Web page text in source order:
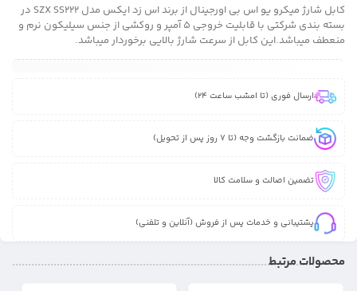
کابل شارژ میکرو یو اس بی اورجینال از برند اس زد ایکس مدل SZX SS222 در
بسته بندی شرکتی با قابلیت خروجی 5 آمپر و روکشی از جنس سیلیکون نرم و
منعطف میباشد.این کابل از سرعت شارژ بالایی برخوردار میباشد.
ارسال فوری (تا امشب ساعت 24)
ضمانت بازگشت وجه (تا 7 روز پس از تحویل)
تضمین اصالت و سلامت کالا
پشتیبانی و خدمات پس از فروش (آنلاین و تلفنی)
محصولات مرتبط